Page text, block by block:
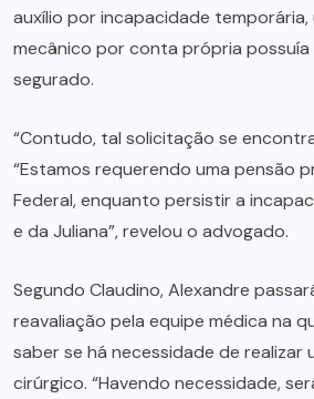
auxílio por incapacidade temporária,
mecânico por conta própria possuía
segurado.
“Contudo, tal solicitação se
“Estamos requerendo uma pensão
Federal, enquanto persistir a
e da Juliana”, revelou o advogado.
Segundo Claudino, Alexandre
reavaliação pela equipe médica na
saber se há necessidade de realizar
cirúrgico. “Havendo necessidade,